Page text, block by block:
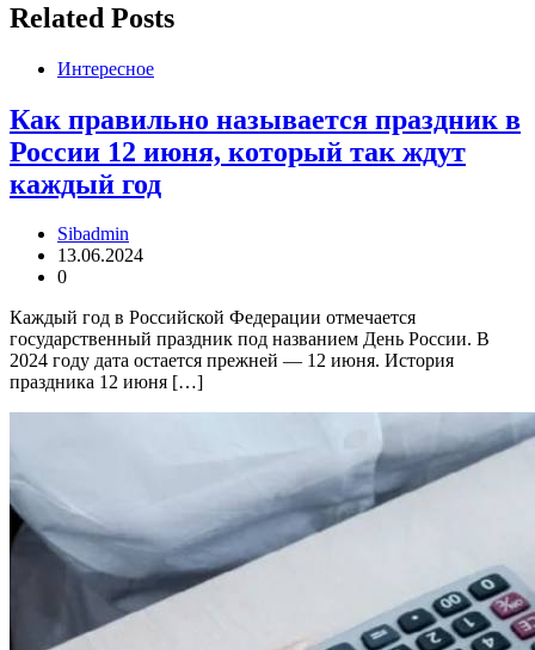
Related Posts
Интересное
Как правильно называется праздник в
России 12 июня, который так ждут
каждый год
Sibadmin
13.06.2024
0
Каждый год в Российской Федерации отмечается
государственный праздник под названием День России. В
2024 году дата остается прежней — 12 июня. История
праздника 12 июня […]